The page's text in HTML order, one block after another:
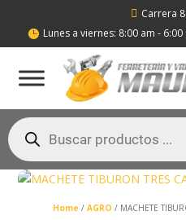
 Carrera
 Lunes a viernes: 8:00 am -
Búsqueda
de
productos
Home / AGRO / MACHETE